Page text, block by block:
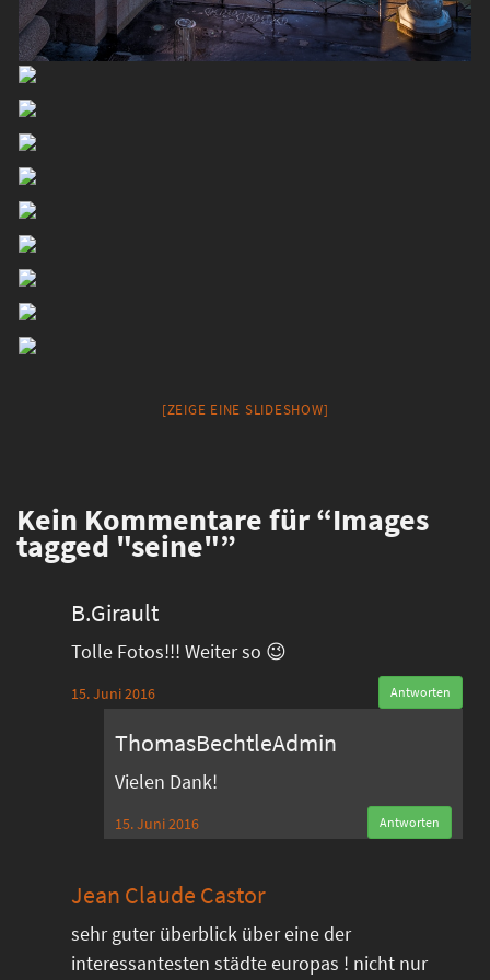
[ZEIGE EINE SLIDESHOW]
Kein Kommentare für “Images
tagged "seine"”
B.Girault
Tolle Fotos!!! Weiter so 😉
15. Juni 2016 Antworten
ThomasBechtleAdmin
Vielen Dank!
15. Juni 2016 Antworten
Jean Claude Castor
sehr guter überblick über eine der
interessantesten städte europas ! nicht nur